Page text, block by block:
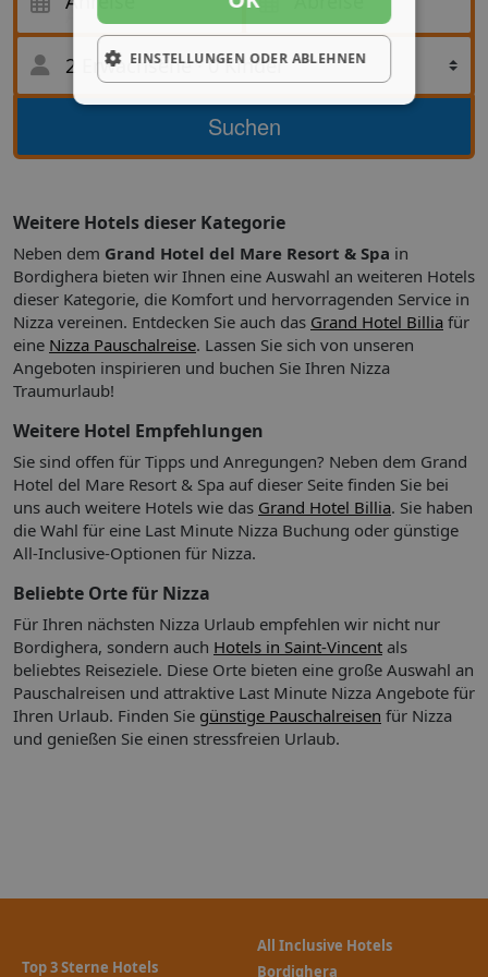
mediterranen Stil bietet, gehören auch: WLAN-
Internetzugang (kostenlos), Concierge-Service und Babysitter
oder Kinderbetreuung (gegen Gebühr).
Gehen Sie in eines der 2 Restaurants oder 3
Coffeeshops/Cafés im Grand Hotel del Mare Resort & Spa
der Strandbar oder der Poolbar. Ein inbegriffenes
Frühstücksbuffet wird täglich angeboten.
Business, weitere Annehmlichkeiten
Zum Angebot gehören ein kostenloser Internetzugang per
Kabel, ein rund um die Uhr geöffnetes Businesscenter und
ein Limousinenservice. Für Veranstaltungen stehen folgende
Einrichtungen zur Verfügung: Konferenzzentrum und
Tagungsräume. Der Flughafentransfer (auf Anfrage) ist
kostenpflichtig; außerdem gibt es vor Ort Folgendes:
Parkservice (kostenlos).
Verpflegung:Gehen Sie in eines der 2 Restaurants oder 3
Coffeeshops/Cafés im Grand Hotel del Mare Resort & Spa
etwas zu essen. Stillen Sie Ihren Durst an der Bar/Lounge,
der Strandbar oder der Poolbar. Ein inbegriffenes
Frühstücksbuffet wird täglich angeboten.
Erholung:Zum Freizeitangebot vor Ort gehört Folgendes:
Innenpool, Außenpool und Whirlpool. Zum Freizeitangebot
gehören außerdem ein Privatstrand, eine Sauna und ein
Kindern, die jünger als 16 Jahre alt sind, ist der Zutritt zu
folgenden Einrichtungen nur in Begleitung eines
Wellness:Grand SPA del Marebesitzt Massage- und
Spa-Außenbereiche. Es werden folgende Wellnessleistungen
angeboten: Tiefengewebe-Massagen, Warmsteinmassagen,
Abreise
2 Erwachsene·0 Kinder
Suchen
Weitere Hotels dieser Kategorie
Neben dem Grand Hotel del Mare Resort & Spa in
Bordighera bieten wir Ihnen eine Auswahl an weiteren Hotels
dieser Kategorie, die Komfort und hervorragenden Service in
Nizza vereinen. Entdecken Sie auch das Grand Hotel Billia für
eine Nizza Pauschalreise. Lassen Sie sich von unseren
Angeboten inspirieren und buchen Sie Ihren Nizza
Traumurlaub!
Weitere Hotel Empfehlungen
Sie sind offen für Tipps und Anregungen? Neben dem Grand
Hotel del Mare Resort & Spa auf dieser Seite finden Sie bei
uns auch weitere Hotels wie das Grand Hotel Billia. Sie haben
die Wahl für eine Last Minute Nizza Buchung oder günstige
All-Inclusive-Optionen für Nizza.
Beliebte Orte für Nizza
Für Ihren nächsten Nizza Urlaub empfehlen wir nicht nur
Bordighera, sondern auch Hotels in Saint-Vincent als
beliebtes Reiseziele. Diese Orte bieten eine große Auswahl an
Pauschalreisen und attraktive Last Minute Nizza Angebote für
Ihren Urlaub. Finden Sie günstige Pauschalreisen für Nizza
und genießen Sie einen stressfreien Urlaub.
Top 3 Sterne Hotels
All Inclusive Hotels
Bordighera
EINSTELLUNGEN ODER ABLEHNEN